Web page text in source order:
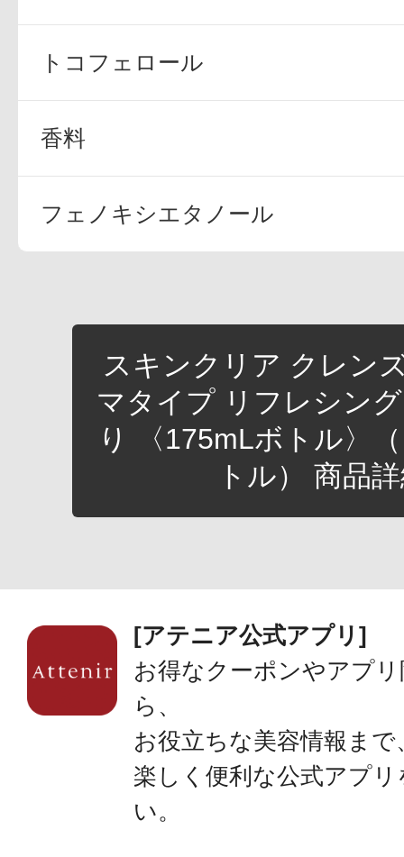
トコフェロール
香料
フェノキシエタノール
スキンクリア クレン
マタイプ リフレシン
り 〈175mLボトル〉
トル） 商品
[アテニア公式アプリ]
お得なクーポンやアプ
ら、
お役立ちな美容情報まで
楽しく便利な公式アプ
い。